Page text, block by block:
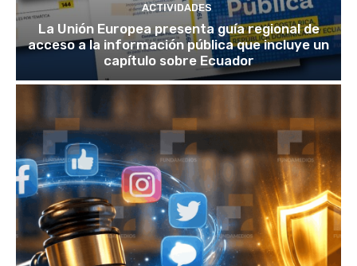
ACTIVIDADES
La Unión Europea presenta guía regional de
acceso a la información pública que incluye un
capítulo sobre Ecuador